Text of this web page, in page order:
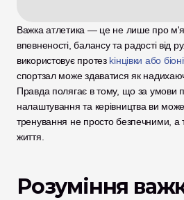
Важка атлетика — це не лише про
впевненості, балансу та радості від
використовує протез kінцівки або
спортзал може здаватися як
Правда полягає в тому, що за умови
налаштування та керівництва ви
тренування не просто безпечними,
життя.
Розуміння